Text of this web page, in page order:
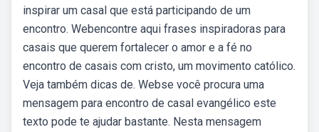
inspirar um casal que está participando de um
encontro. Webencontre aqui frases inspiradoras para
casais que querem fortalecer o amor e a fé no
encontro de casais com cristo, um movimento católico.
Veja também dicas de. Webse você procura uma
mensagem para encontro de casal evangélico este
texto pode te ajudar bastante. Nesta mensagem